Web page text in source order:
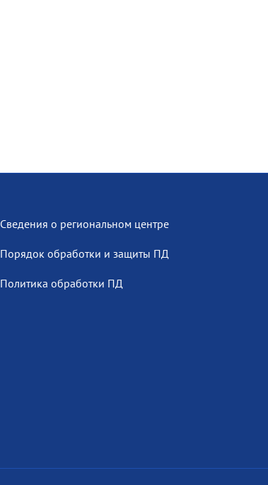
Сведения о региональном центре
Порядок обработки и защиты ПД
Политика обработки ПД